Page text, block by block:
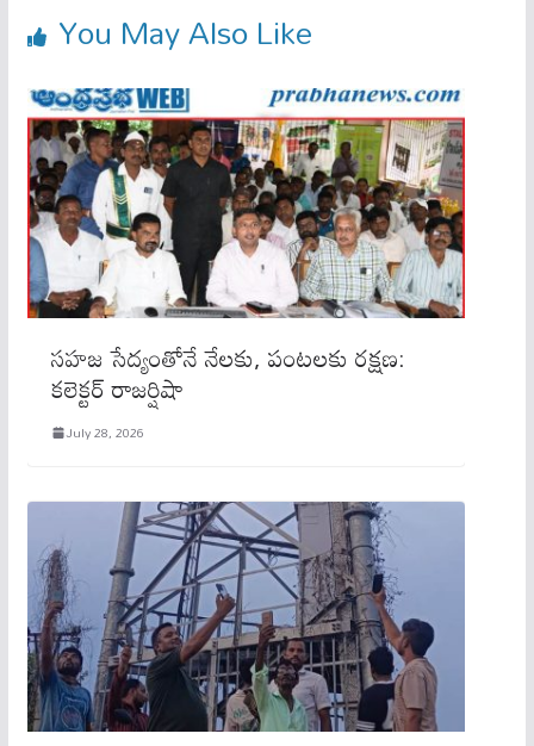
You May Also Like
సహజ సేద్యంతోనే నేలకు, పంటలకు రక్షణ:
కలెక్టర్ రాజర్షిషా
July 28, 2026